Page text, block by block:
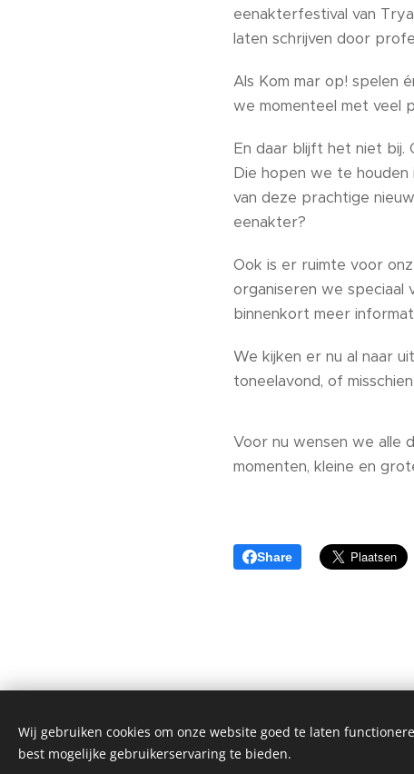
eenakterfestival van
laten schrijven door
Als Kom mar op! spelen
we momenteel met veel
En daar blijft het niet bij.
Die hopen we te
van deze prachtige
eenakter?
Ook is er ruimte voor
organiseren we speciaal
binnenkort meer
We kijken er nu al naar
toneelavond, of
Voor nu wensen we alle
momenten, kleine en
Share
KOM MAR OP!
Alle rechten voorbehouden 2019
Wij gebruiken cookies om onze website goed te laten
best mogelijke gebruikerservaring te bieden.